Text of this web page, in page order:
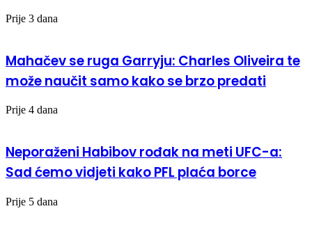
Prije 3 dana
Mahačev se ruga Garryju: Charles Oliveira te
može naučit samo kako se brzo predati
Prije 4 dana
Neporaženi Habibov rođak na meti UFC-a:
Sad ćemo vidjeti kako PFL plaća borce
Prije 5 dana